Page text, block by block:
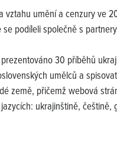
vztahu umění a cenzury ve
podíleli společně s
30 příběhů
umělců a
země, přičemž webová
ukrajinštině, češtině,